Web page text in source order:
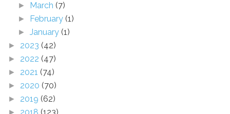
► March (7)
► February (1)
►January (1)
► 2023 (42)
► 2022 (47)
► 2021 (74)
► 2020 (70)
► 2019 (62)
►